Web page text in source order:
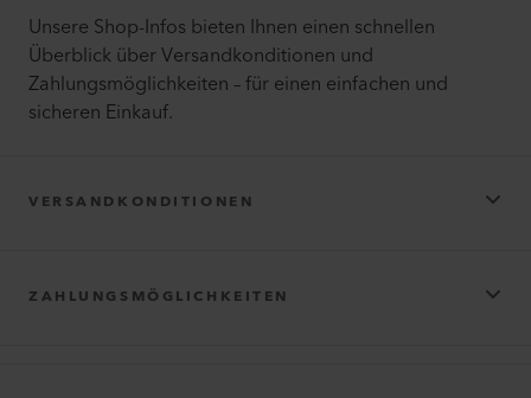
Unsere Shop-Infos bieten Ihnen einen schnellen
Überblick über Versandkonditionen und
Zahlungsmöglichkeiten – für einen einfachen und
sicheren Einkauf.
VERSANDKONDITIONEN
ZAHLUNGSMÖGLICHKEITEN